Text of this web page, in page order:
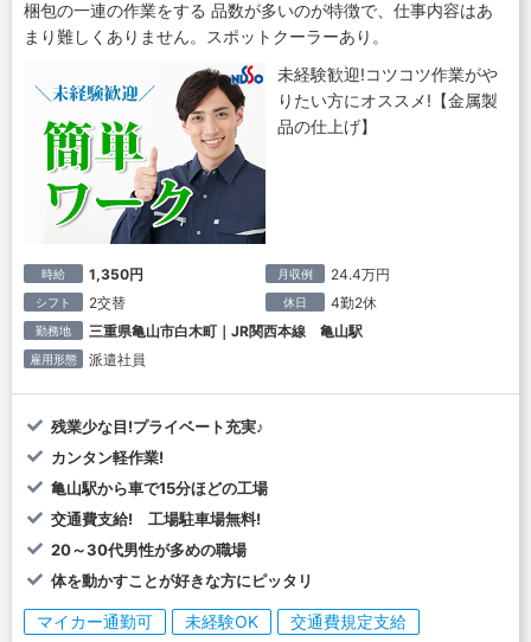
梱包の一連の作業をする 品数が多いのが特徴で、仕事内容はあ
まり難しくありません。スポットクーラーあり。
未経験歓迎!コツコツ作業がや
りたい方にオススメ!【金属製
品の仕上げ】
時給 1,350円 月収例 24.4万円
シフト 2交替 休日 4勤2休
勤務地 三重県亀山市白木町｜JR関西本線 亀山駅
雇用形態 派遣社員
残業少な目!プライベート充実♪
カンタン軽作業!
亀山駅から車で15分ほどの工場
交通費支給! 工場駐車場無料!
20～30代男性が多めの職場
体を動かすことが好きな方にピッタリ
マイカー通勤可 未経験OK
交通費規定支給